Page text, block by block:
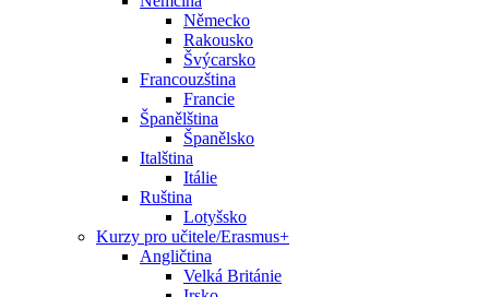
Německo
Rakousko
Švýcarsko
Francouzština
Francie
Španělština
Španělsko
Italština
Itálie
Ruština
Lotyšsko
Kurzy pro učitele/Erasmus+
Angličtina
Velká Británie